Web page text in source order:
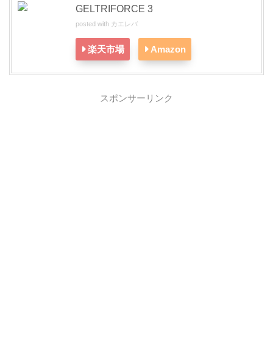
GELTRIFORCE 3
posted with カエレバ
楽天市場 Amazon
スポンサーリンク